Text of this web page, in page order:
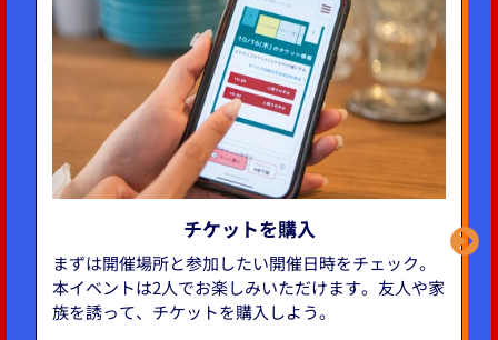
チケットを購入
まずは開催場所と参加したい開催日時をチェック。
本イベントは2人でお楽しみいただけます。友人や家
族を誘って、チケットを購入しよう。